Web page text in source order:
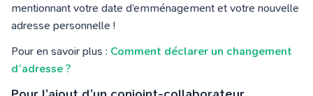
mentionnant votre date d’emménagement et votre nouvelle
adresse personnelle !
Pour en savoir plus : Comment déclarer un changement
d’adresse ?